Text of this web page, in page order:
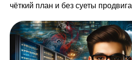
чёткий план и без суеты